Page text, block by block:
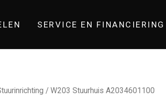
SERVICE EN FINANCIERING
/ W203 Stuurhuis A2034601100